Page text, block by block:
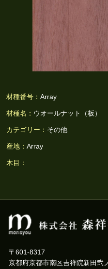
材種番号：Array
材種名： ウオールナット（板）
カテゴリー： その他
産地：Array
木目：
〒601-8317
京都府京都市南区吉祥院新田弐